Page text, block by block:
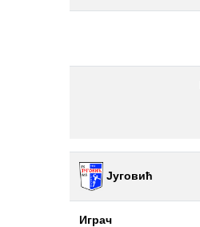
Југовић
Играч